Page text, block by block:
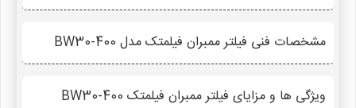
مشخصات فنی فیلتر ممبران فیلمتک مدل BW30-400
ویژگی ها و مزایای فیلتر ممبران فیلمتک BW30-400